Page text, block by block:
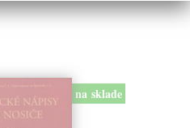
na sklade